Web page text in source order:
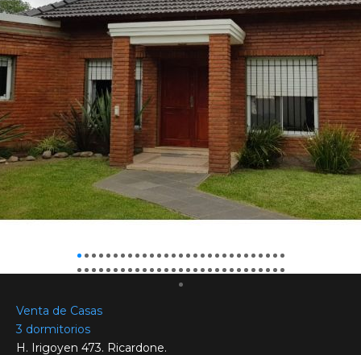
Venta de Casas
3 dormitorios
H. Irigoyen 473. Ricardone.